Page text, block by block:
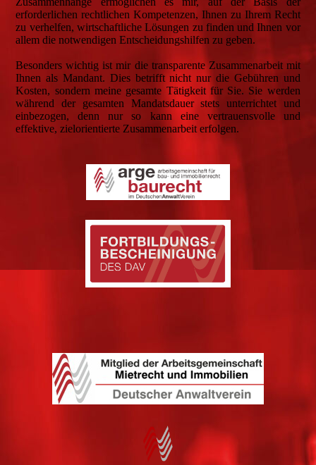
erforderlichen rechtlichen Kompetenzen, Ihnen zu Ihrem Recht
zu verhelfen, wirtschaftliche Lösungen zu finden und Ihnen vor
allem die notwendigen Entscheidungshilfen zu geben.
Besonders wichtig ist mir die transparente Zusammenarbeit mit
Ihnen als Mandant. Dies betrifft nicht nur die Gebühren und
Kosten, sondern meine gesamte Tätigkeit für Sie. Sie werden
während der gesamten Mandatsdauer stets unterrichtet und
einbezogen, denn nur so kann eine vertrauensvolle und
effektive, zielorientierte Zusammenarbeit erfolgen.